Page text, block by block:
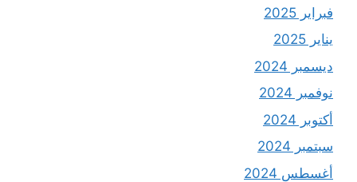
فبراير 2025
يناير 2025
ديسمبر 2024
نوفمبر 2024
أكتوبر 2024
سبتمبر 2024
أغسطس 2024